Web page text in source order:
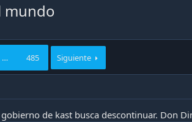
mundo
… 485 Siguiente
de kast busca descontinuar. Don